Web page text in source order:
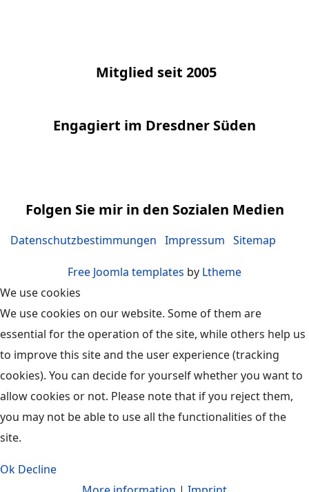
Mitglied seit 2005
Engagiert im Dresdner Süden
Folgen Sie mir in den Sozialen Medien
Datenschutzbestimmungen Impressum Sitemap
Free Joomla templates by Ltheme
We use cookies
We use cookies on our website. Some of them are
essential for the operation of the site, while others help us
to improve this site and the user experience (tracking
cookies). You can decide for yourself whether you want to
allow cookies or not. Please note that if you reject them,
you may not be able to use all the functionalities of the
site.
Ok Decline